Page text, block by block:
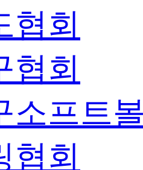
협회
협회
소프트
협회